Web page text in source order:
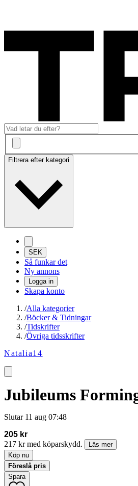
Filtrera efter kategori
SEK
Så funkar det
Ny annons
Logga in
Skapa konto
/Alla kategorier
/Böcker & Tidningar
/Tidskrifter
/Övriga tidsskrifter
Natalia14
Jubileums
Slutar 11 aug 07:48
205 kr
217 kr med köparskydd.
Läs mer
Köp nu
Föreslå pris
Spara